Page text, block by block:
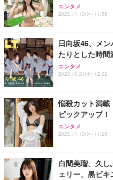
エンタメ
2023.11.13(月) 11:58
日向坂46、メ
たりとした時間
エンタメ
2023.10.21(土) 12:02
悩殺カット満
ピックアップ！
エンタメ
2023.11.13(月) 11:26
白間美瑠、久
ェリー、黒ビ